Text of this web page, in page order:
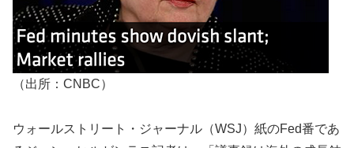
（出所：CNBC）
ウォールストリート・ジャーナル（WSJ）紙のFed番であ